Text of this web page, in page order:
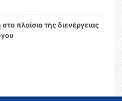
πλαίσιο της διενέργειας